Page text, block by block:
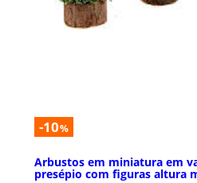
-10%
Arbustos em miniatura em
presépio com figuras altura